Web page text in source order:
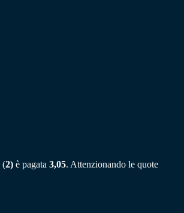
(2) è pagata 3,05. Attenzionando le quote